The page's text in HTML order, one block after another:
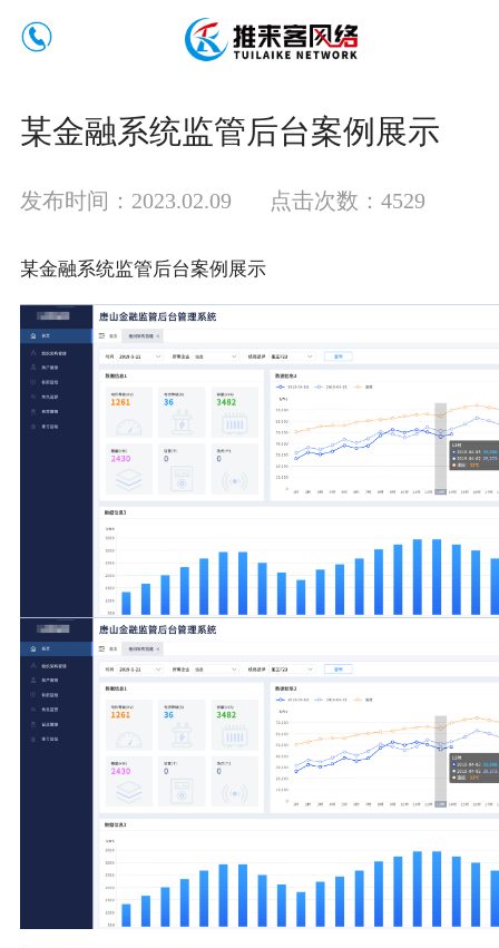
某金融系统监管后台案例展示
发布时间：2023.02.09 点击次数：4529
某金融系统监管后台案例展示